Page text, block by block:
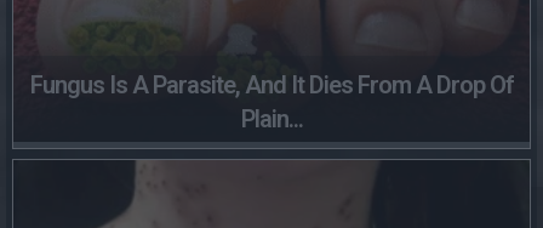
Fungus Is A Parasite, And It Dies From A Drop Of
Plain...